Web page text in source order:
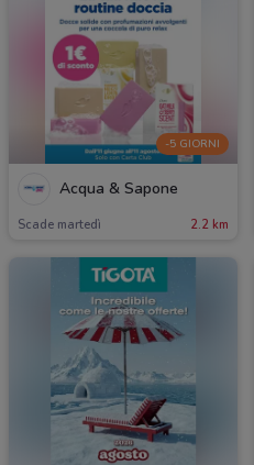
-5 GIORNI
Acqua & Sapone
Scade martedì 2.2 km